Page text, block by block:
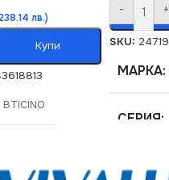
лв.)
Купи
BTICINO
- +
SKU: 24719
МАРКА
СЕРИЯ